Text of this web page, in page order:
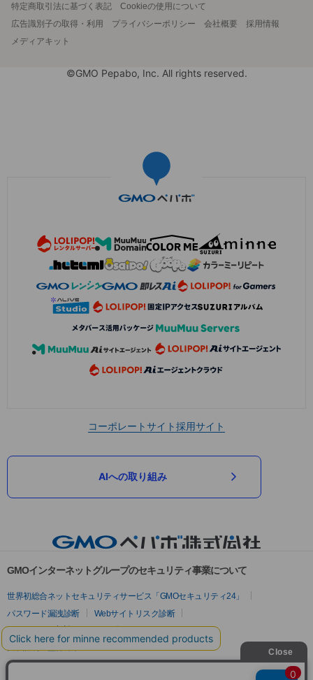
特定商取引法に基づく表記
Cookieの使用について
広告識別子の取得・利用
プライバシーポリシー 会社概要
採用情報
メディアキット
©GMO Pepabo, Inc. All rights reserved.
コーポレートサイト採用サイト
AIへの取り組み
GMOインターネットグループのセキュリティ事業について
世界初総合ネットセキュリティサービス「GMOセキュリティ24」
パスワード漏洩診断
Webサイトリスク診断
セキュリティ相談AIチャットボット
実在証明・盗聴対策
サイバー攻撃対策（GMOサイバーセキュリティ byイエラエ）